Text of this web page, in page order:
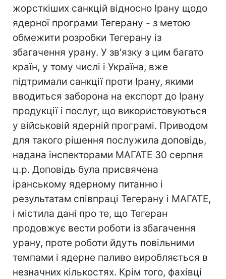
жорсткіших санкцій відносно Ірану щодо
ядерної програми Тегерану - з метою
обмежити розробки Тегерану із
збагачення урану. У зв'язку з цим багато
країн, у тому числі і Україна, вже
підтримали санкції проти Ірану, якими
вводиться заборона на експорт до Ірану
продукції і послуг, що використовуються
у військовій ядерній програмі. Приводом
для такого рішення послужила доповідь,
надана інспекторами МАГАТЕ 30 серпня
ц.р. Доповідь була присвячена
іранському ядерному питанню і
результатам співпраці Тегерану і МАГАТЕ,
і містила дані про те, що Тегеран
продовжує вести роботи із збагачення
урану, проте роботи йдуть повільними
темпами і ядерне паливо виробляється в
незначних кількостях. Крім того, фахівці